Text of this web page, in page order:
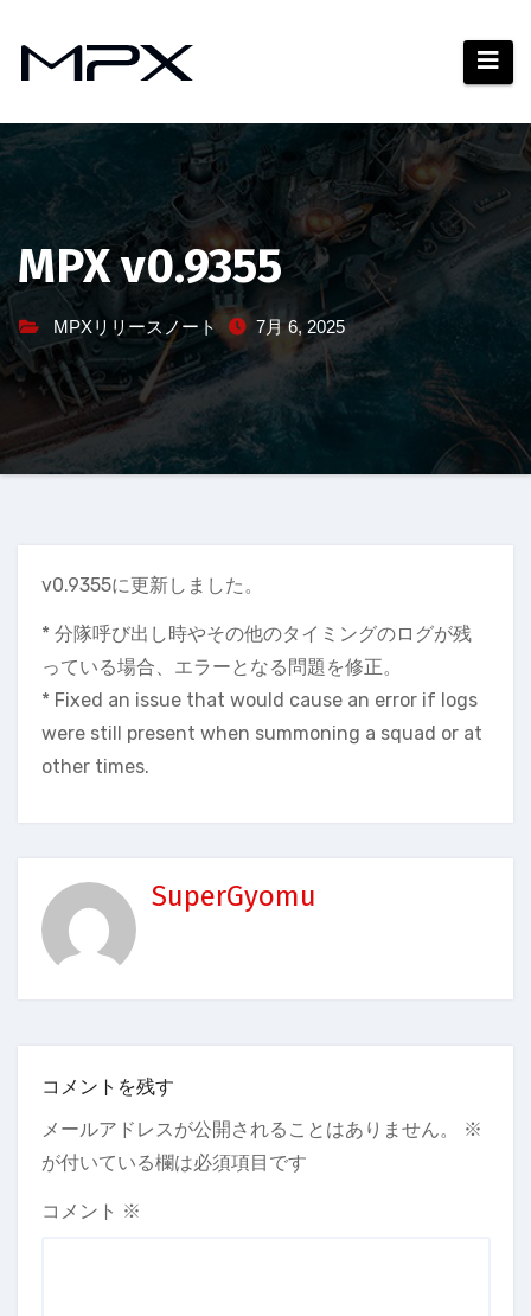
ツ
ッ MPX v0.9355
MPXリリースノート 7月 6, 2025
v0.9355に更新しました。
* 分隊呼び出し時やその他のタイミングのログが残
っている場合、エラーとなる問題を修正。
* Fixed an issue that would cause an error if logs
were still present when summoning a squad or at
other times.
SuperGyomu
コメントを残す
メールアドレスが公開されることはありません。
※
が付いている欄は必須項目です
コメント ※